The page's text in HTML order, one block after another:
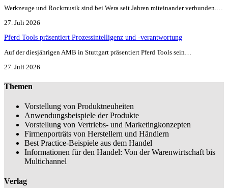
Werkzeuge und Rockmusik sind bei Wera seit Jahren miteinander verbunden.…
27. Juli 2026
Pferd Tools präsentiert Prozessintelligenz und -verantwortung
Auf der diesjährigen AMB in Stuttgart präsentiert Pferd Tools sein…
27. Juli 2026
Themen
Vorstellung von Produktneuheiten
Anwendungsbeispiele der Produkte
Vorstellung von Vertriebs- und Marketingkonzepten
Firmenporträts von Herstellern und Händlern
Best Practice-Beispiele aus dem Handel
Informationen für den Handel: Von der Warenwirtschaft bis
Multichannel
Verlag